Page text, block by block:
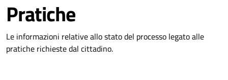
Pratiche
Le informazioni relative allo stato del processo legato alle
pratiche richieste dal cittadino.